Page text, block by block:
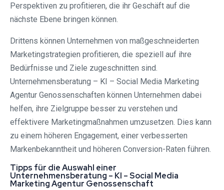
Perspektiven zu profitieren, die ihr Geschäft auf die
nächste Ebene bringen können.
Drittens können Unternehmen von maßgeschneiderten
Marketingstrategien profitieren, die speziell auf ihre
Bedürfnisse und Ziele zugeschnitten sind.
Unternehmensberatung – KI – Social Media Marketing
Agentur Genossenschaften können Unternehmen dabei
helfen, ihre Zielgruppe besser zu verstehen und
effektivere Marketingmaßnahmen umzusetzen. Dies kann
zu einem höheren Engagement, einer verbesserten
Markenbekanntheit und höheren Conversion-Raten führen.
Tipps für die Auswahl einer
Unternehmensberatung – KI – Social Media
Marketing Agentur Genossenschaft